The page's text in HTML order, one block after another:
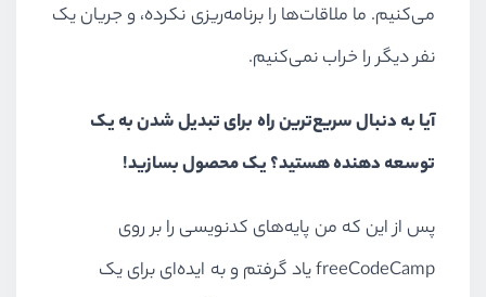
می‌کنیم. ما ملاقات‌ها را برنامه‌ریزی نکرده، و جریان یک
نفر دیگر را خراب نمی‌کنیم.
آیا به دنبال سریع‌ترین راه برای تبدیل شدن به یک
توسعه دهنده هستید؟ یک محصول بسازید!
پس از این که من پایه‌های کدنویسی را بر روی
freeCodeCamp یاد گرفتم و به ایده‌ای برای یک